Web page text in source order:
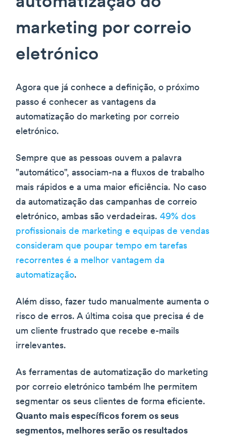
marketing por correio
eletrónico
Agora que já conhece a definição, o próximo
passo é conhecer as vantagens da
automatização do marketing por correio
eletrónico.
Sempre que as pessoas ouvem a palavra
"automático", associam-na a fluxos de trabalho
mais rápidos e a uma maior eficiência. No caso
da automatização das campanhas de correio
eletrónico, ambas são verdadeiras. 49% dos
profissionais de marketing e equipas de vendas
consideram que poupar tempo em tarefas
recorrentes é a melhor vantagem da
automatização.
Além disso, fazer tudo manualmente aumenta o
risco de erros. A última coisa que precisa é de
um cliente frustrado que recebe e-mails
irrelevantes.
As ferramentas de automatização do marketing
por correio eletrónico também lhe permitem
segmentar os seus clientes de forma eficiente.
Quanto mais específicos forem os seus
segmentos, melhores serão os resultados